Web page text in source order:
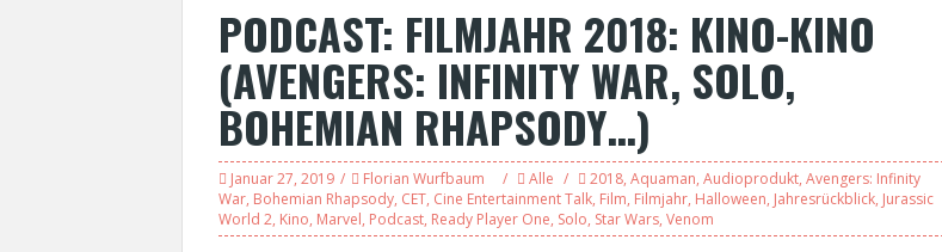
PODCAST: FILMJAHR 2018: KINO-KINO
(AVENGERS: INFINITY WAR, SOLO,
BOHEMIAN RHAPSODY…)
Januar 27, 2019 Florian Wurfbaum Alle 2018, Aquaman, Audioprodukt, Avengers: Infinity
War, Bohemian Rhapsody, CET, Cine Entertainment Talk, Film, Filmjahr, Halloween, Jahresrückblick, Jurassic
World 2, Kino, Marvel, Podcast, Ready Player One, Solo, Star Wars, Venom